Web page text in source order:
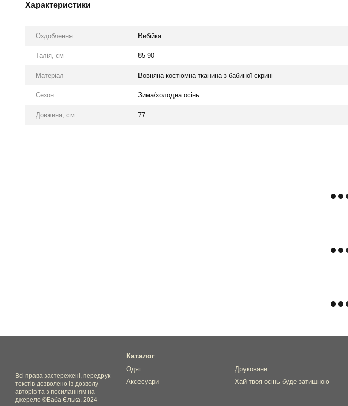
Характеристики
Оздоблення Вибійка
Талія, см 85-90
Матеріал Вовняна костюмна тканина з бабиної скрині
Сезон Зима/холодна осінь
Довжина, см 77
Всі права застережені, передрук
текстів дозволено із дозволу
авторів та з посиланням на
джерело ©Баба Єлька. 2024
Каталог
Одяг
Аксесуари
Друковане
Хай твоя осінь буде затишною